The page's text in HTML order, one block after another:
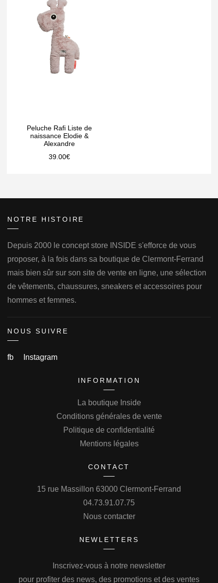
Peluche Rafi Liste de
naissance Elodie &
Alexandre
39.00€
NOTRE HISTOIRE
Depuis 2000 le concept store INSIDE s'efforce de vous
proposer, à la fois dans sa boutique de Clermont-Ferrand
mais bien sûr sur son site de vente en ligne, une sélection
de vêtements, chaussures, sneakers et accessoires pour
hommes et femmes.
NOUS SUIVRE
fb Instagram
INFORMATION
La boutique Inside
Conditions générales de vente
Politique de confidentialité
Mentions légales
CONTACT
15 rue Massillon 63000 Clermont-Ferrand
04.73.91.07.75
Nous contacter
NEWLETTERS
Inscrivez-vous à notre newsletter
pour profiter des news, des promotions et des ventes